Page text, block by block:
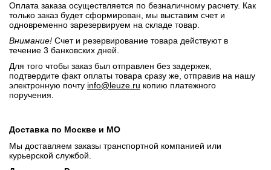
Оплата заказа осуществляется по безналичному расчету. Как
только заказ будет сформирован, мы выставим счет и
одновременно зарезервируем на складе товар.
Внимание! Счет и резервирование товара действуют в
течение 3 банковских дней.
Для того чтобы заказ был отправлен без задержек,
подтвердите факт оплаты товара сразу же, отправив на нашу
электронную почту info@leuze.ru копию платежного
поручения.
Доставка по Москве и МО
Мы доставляем заказы транспортной компанией или
курьерской службой.